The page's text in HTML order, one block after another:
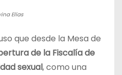
Elías
que desde la Mesa de
de la Fiscalía de
sexual, como una